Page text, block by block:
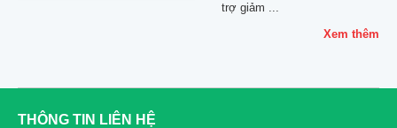
trợ giảm ...
Xem thêm
THÔNG TIN LIÊN HỆ